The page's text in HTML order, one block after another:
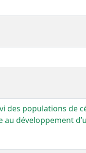
des populations de
développement